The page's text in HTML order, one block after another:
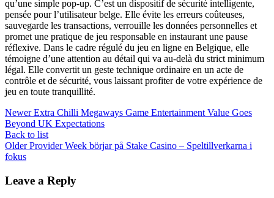
qu’une simple pop-up. C’est un dispositif de sécurité intelligente,
pensée pour l’utilisateur belge. Elle évite les erreurs coûteuses,
sauvegarde les transactions, verrouille les données personnelles et
promet une pratique de jeu responsable en instaurant une pause
réflexive. Dans le cadre régulé du jeu en ligne en Belgique, elle
témoigne d’une attention au détail qui va au-delà du strict minimum
légal. Elle convertit un geste technique ordinaire en un acte de
contrôle et de sécurité, vous laissant profiter de votre expérience de
jeu en toute tranquillité.
Newer Extra Chilli Megaways Game Entertainment Value Goes
Beyond UK Expectations
Back to list
Older Provider Week börjar på Stake Casino – Speltillverkarna i
fokus
Leave a Reply